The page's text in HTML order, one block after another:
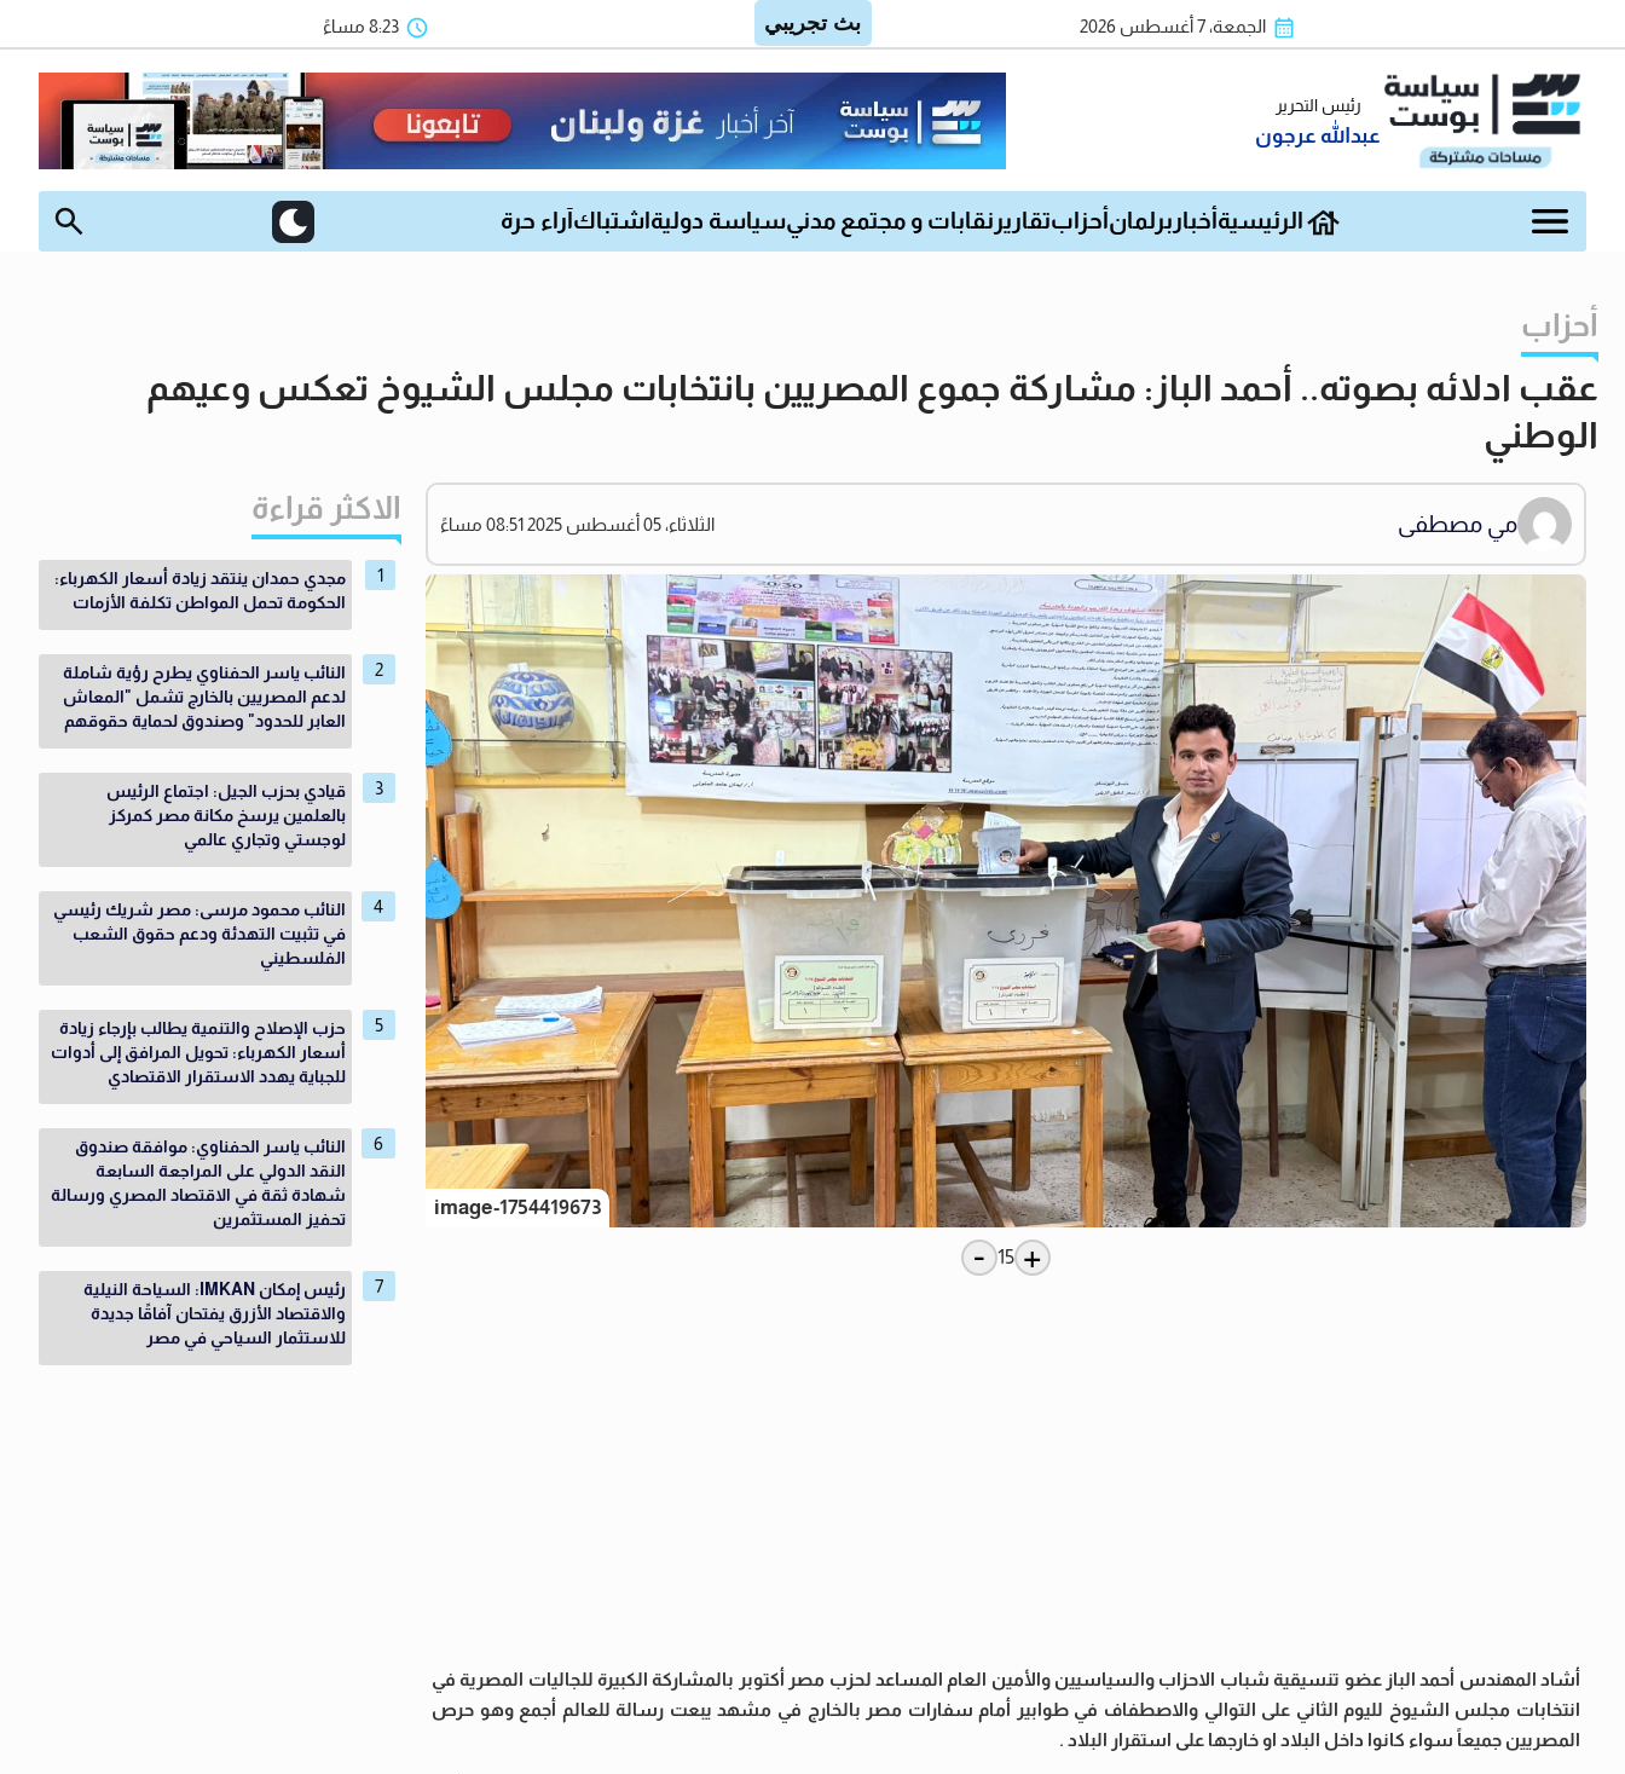
الجمعة، 7 أغسطس 2026 8:23 مساءً
رئيس التحرير
عبدالله عرجون
الرئيسية أخبار برلمان أحزابتقارير نقابات و مجتمع مدنيسياسة دولية اشتباك آراء حرة
أحزاب
عقب ادلائه بصوته.. أحمد الباز: مشاركة جموع المصريين بانتخابات مجلس الشيوخ تعكس وعيهم
الوطني
مي مصطفى الثلاثاء، 05 أغسطس 2025 08:51 مساءً
image-1754419673
+
15
-
أشاد المهندس أحمد الباز عضو تنسيقية شباب الاحزاب والسياسيين والأمين العام المساعد لحزب مصر أكتوبر بالمشاركة الكبيرة للجاليات المصرية في
انتخابات مجلس الشيوخ لليوم الثاني على التوالي والاصطفاف في طوابير أمام سفارات مصر بالخارج في مشهد يبعت رسالة للعالم أجمع وهو حرص
المصريين جميعاً سواء كانوا داخل البلاد او خارجها على استقرار البلاد .
الاكثر قراءة
مجدي حمدان ينتقد زيادة أسعار الكهرباء:
الحكومة تحمل المواطن تكلفة الأزمات
النائب ياسر الحفناوي يطرح رؤية شاملة
لدعم المصريين بالخارج تشمل "المعاش
العابر للحدود" وصندوق لحماية حقوقهم
قيادي بحزب الجيل: اجتماع الرئيس
بالعلمين يرسخ مكانة مصر كمركز
لوجستي وتجاري عالمي
النائب محمود مرسى: مصر شريك رئيسي
في تثبيت التهدئة ودعم حقوق الشعب
الفلسطيني
حزب الإصلاح والتنمية يطالب بإرجاء زيادة
أسعار الكهرباء: تحويل المرافق إلى أدوات
للجباية يهدد الاستقرار الاقتصادي
النائب ياسر الحفناوي: موافقة صندوق
النقد الدولي على المراجعة السابعة
شهادة ثقة في الاقتصاد المصري ورسالة
تحفيز المستثمرين
رئيس إمكان IMKAN: السياحة النيلية
والاقتصاد الأزرق يفتحان آفاقًا جديدة
للاستثمار السياحي في مصر